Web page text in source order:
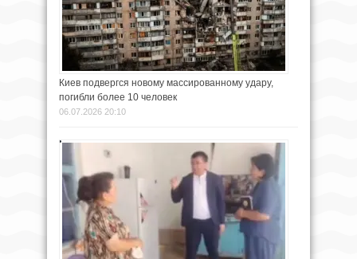
Киев подвергся новому массированному удару,
погибли более 10 человек
06.07.2026 20:10